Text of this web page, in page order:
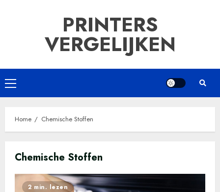
PRINTERS
VERGELIJKEN
Primair
menu
Home Chemische Stoffen
Chemische Stoffen
2 min. lezen